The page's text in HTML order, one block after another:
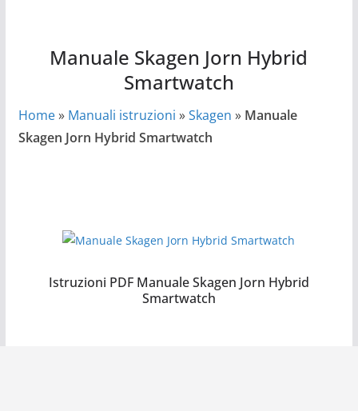
Manuale Skagen Jorn Hybrid
Smartwatch
Home» Manuali istruzioni »Skagen » Manuale
Skagen Jorn Hybrid Smartwatch
Istruzioni PDF Manuale Skagen Jorn Hybrid
Smartwatch